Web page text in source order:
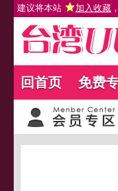
建议将本站 加入收藏
回首页 免费